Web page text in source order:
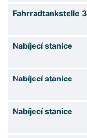
Fahrradtankstelle 3
Nabíjecí stanice
Nabíjecí stanice
Nabíjecí stanice